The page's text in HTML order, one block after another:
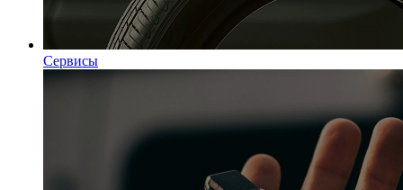
Сервисы